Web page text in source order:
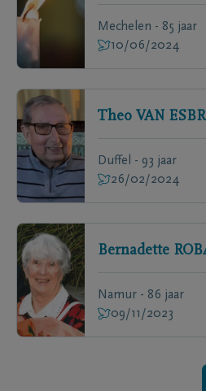
Mechelen - 85 jaar
10/06/2024
Theo VAN
Duffel - 93 jaar
26/02/2024
Bernadette
Namur - 86 jaar
09/11/2023